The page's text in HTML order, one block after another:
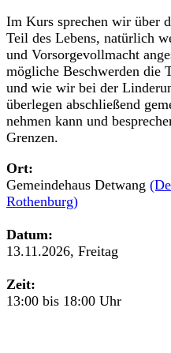
Im Kurs sprechen wir über
Teil des Lebens, natürlich
und Vorsorgevollmacht
mögliche Beschwerden die
und wie wir bei der
überlegen abschließend
nehmen kann und
Grenzen.
Ort:
Gemeindehaus Detwang
Rothenburg)
Datum:
13.11.2026, Freitag
Zeit:
13:00 bis 18:00 Uhr